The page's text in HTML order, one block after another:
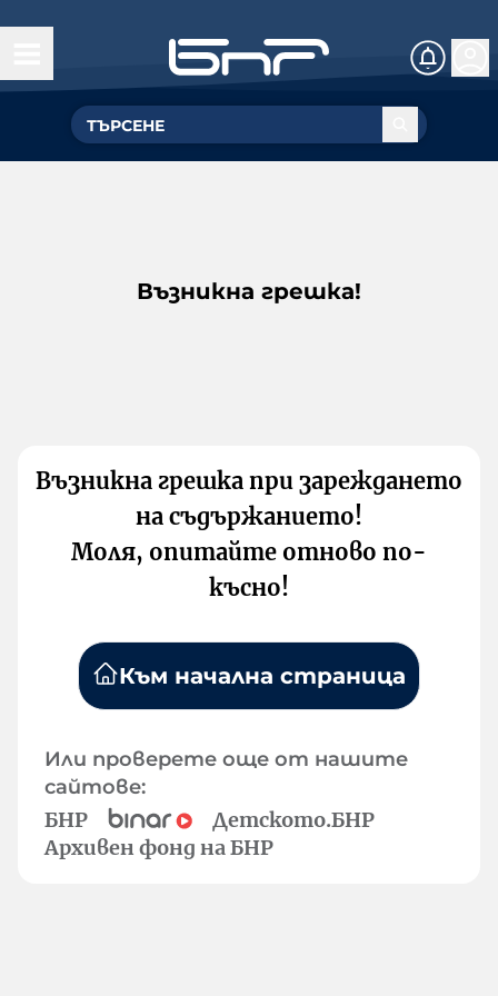
Възникна грешка!
Възникна грешка при зареждането
на съдържанието!
Моля, опитайте отново по-
късно!
Към начална страница
Или проверете още от нашите
сайтове:
БНР
Детското.БНР
Архивен фонд на БНР